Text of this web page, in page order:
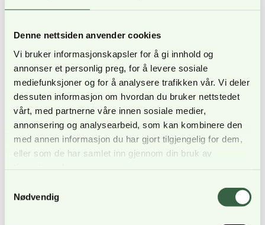
Denne nettsiden anvender cookies
Vi bruker informasjonskapsler for å gi innhold og
annonser et personlig preg, for å levere sosiale
mediefunksjoner og for å analysere trafikken vår. Vi deler
dessuten informasjon om hvordan du bruker nettstedet
vårt, med partnerne våre innen sosiale medier,
annonsering og analysearbeid, som kan kombinere den
med annen informasjon du har gjort tilgjengelig for dem,
eller som de har samlet inn gjennom din bruk av
Nødvendig
Nyheter - 11. april 2024
Vil forlate Forsvaret før hun blir
pensjonist
Forsvaret om ti år.